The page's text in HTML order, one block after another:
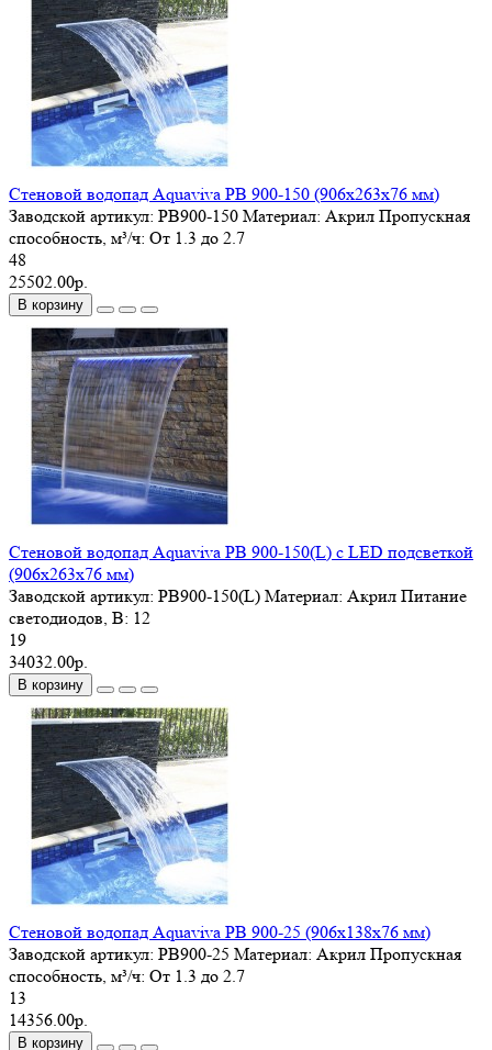
Стеновой водопад Aquaviva PB 900-150 (906х263х76 мм)
Заводской артикул: PB900-150 Материал: Акрил Пропускная
способность, м³/ч: От 1.3 до 2.7
48
25502.00р.
В корзину
Стеновой водопад Aquaviva PB 900-150(L) с LED подсветкой
(906х263х76 мм)
Заводской артикул: PB900-150(L) Материал: Акрил Питание
светодиодов, В: 12
19
34032.00р.
В корзину
Стеновой водопад Aquaviva PB 900-25 (906х138х76 мм)
Заводской артикул: PB900-25 Материал: Акрил Пропускная
способность, м³/ч: От 1.3 до 2.7
13
14356.00р.
В корзину